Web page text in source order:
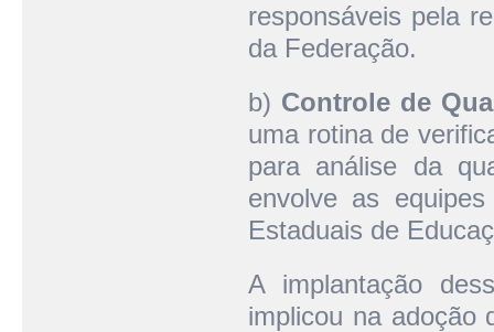
responsáveis pela
da Federação.
b) Controle de
uma rotina de
para análise da
envolve as
Estaduais de
A implantação
implicou na adoção